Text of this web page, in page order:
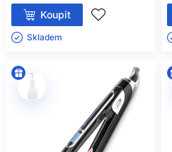
Koupit
Skladem ㅤ